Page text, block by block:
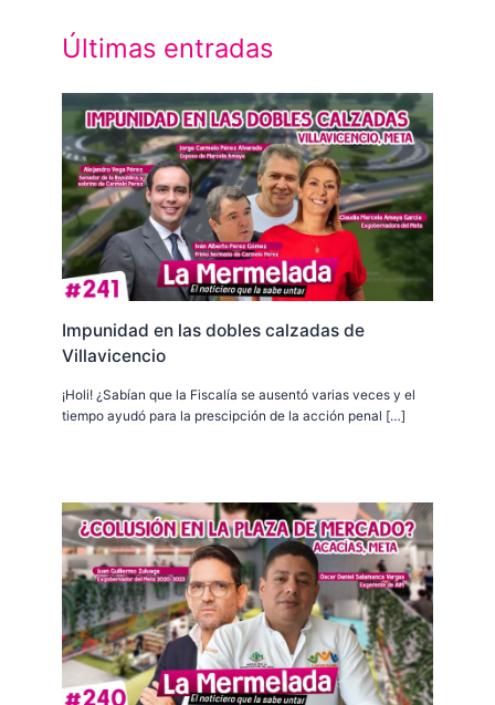
Últimas entradas
Impunidad en las dobles calzadas de
Villavicencio
¡Holi! ¿Sabían que la Fiscalía se ausentó varias veces y el
tiempo ayudó para la prescipción de la acción penal […]